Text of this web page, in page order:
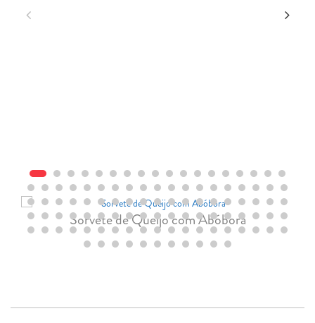
Sorvete de Queijo com Abóbora